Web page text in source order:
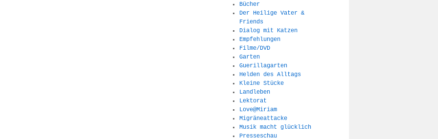
Bücher
Der Heilige Vater &
Friends
Dialog mit Katzen
Empfehlungen
Filme/DVD
Garten
Guerillagarten
Helden des Alltags
Kleine Stücke
Landleben
Lektorat
Love@Miriam
Migräneattacke
Musik macht glücklich
Presseschau